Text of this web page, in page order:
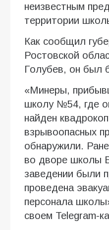
неизвестным
территории
Как сообщил
Ростовской
Голубев, он был
«Минеры,
школу №54, где
найден
взрывоопасных
обнаружили.
во дворе школы
заведении были
проведена
персонала
своем Telegram-